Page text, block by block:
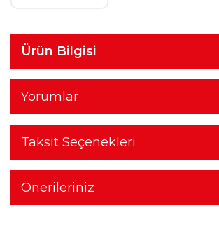
Ürün Bilgisi
Yorumlar
Taksit Seçenekleri
Önerileriniz